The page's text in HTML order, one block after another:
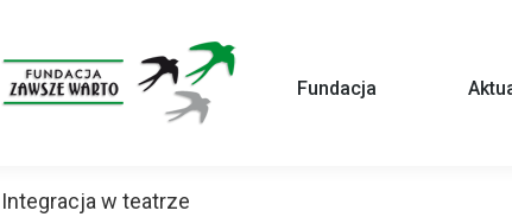
Fundacja
Integracja w teatrze